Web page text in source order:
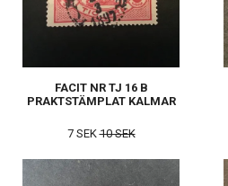
FACIT NR TJ 16 B
PRAKTSTÄMPLAT KALMAR
7 SEK10 SEK